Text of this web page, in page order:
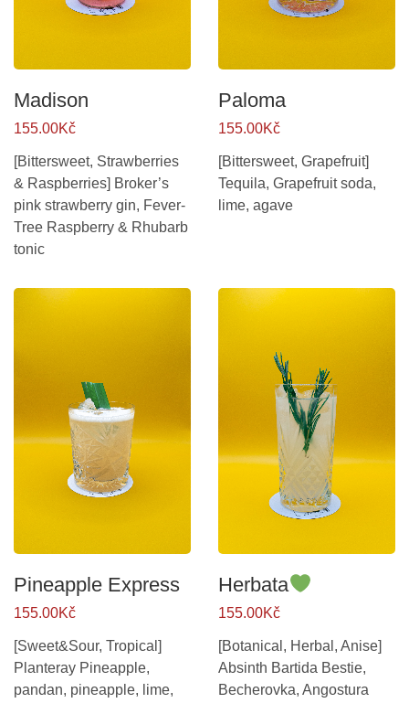
Madison
155.00Kč
[Bittersweet, Strawberries
& Raspberries] Broker’s
pink strawberry gin, Fever-
Tree Raspberry & Rhubarb
tonic
Paloma
155.00Kč
[Bittersweet, Grapefruit]
Tequila, Grapefruit soda,
lime, agave
Pineapple Express
155.00Kč
[Sweet&Sour, Tropical]
Planteray Pineapple,
pandan, pineapple, lime,
Herbata
155.00Kč
[Botanical, Herbal, Anise]
Absinth Bartida Bestie,
Becherovka, Angostura